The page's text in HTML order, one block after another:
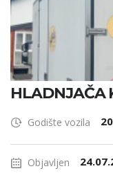
HLADNJAČA
Godište vozila
Objavljen